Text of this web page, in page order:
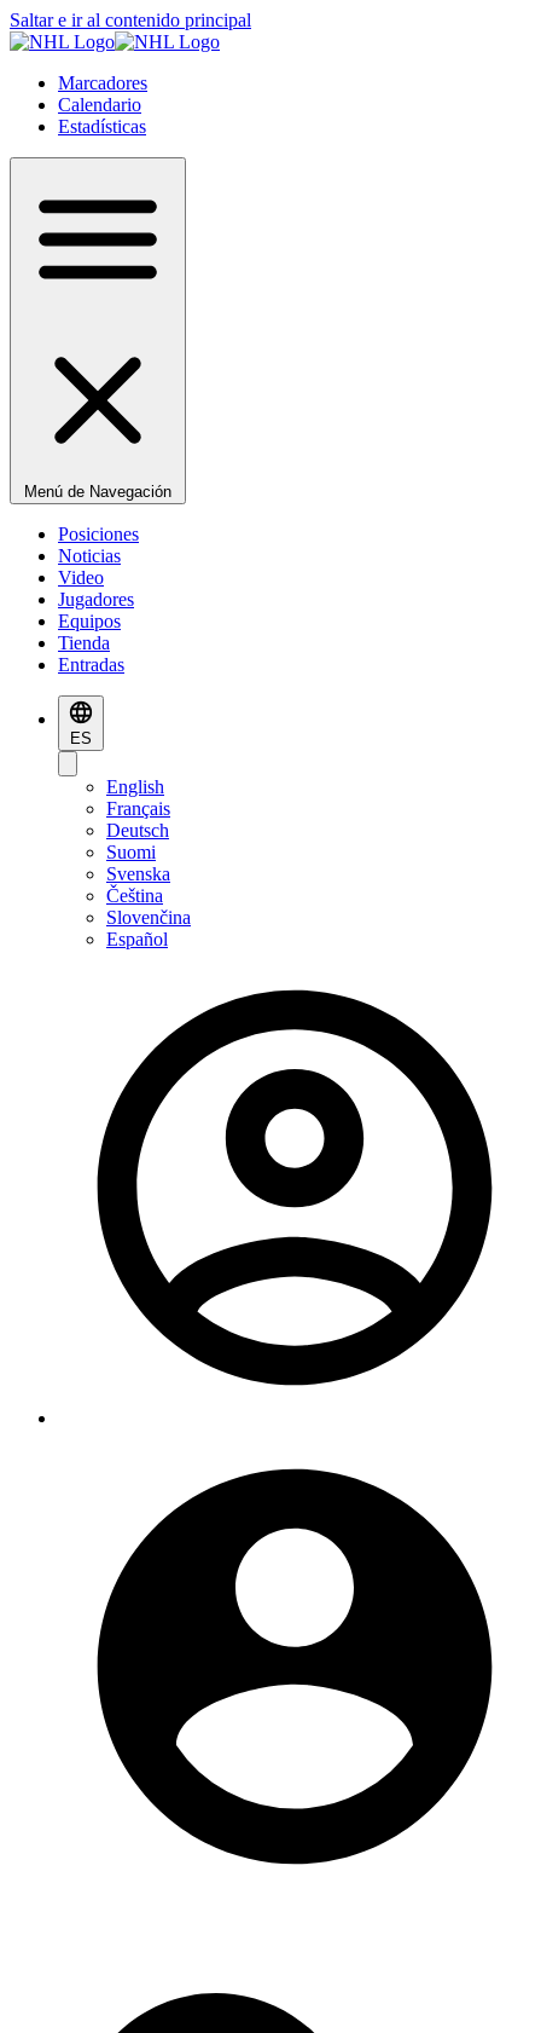
Saltar e ir al contenido principal
Marcadores
Calendario
Estadísticas
Menú de Navegación
Posiciones
Noticias
Video
Jugadores
Equipos
Tienda
Entradas
ES
English
Français
Deutsch
Suomi
Svenska
Čeština
Slovenčina
Español